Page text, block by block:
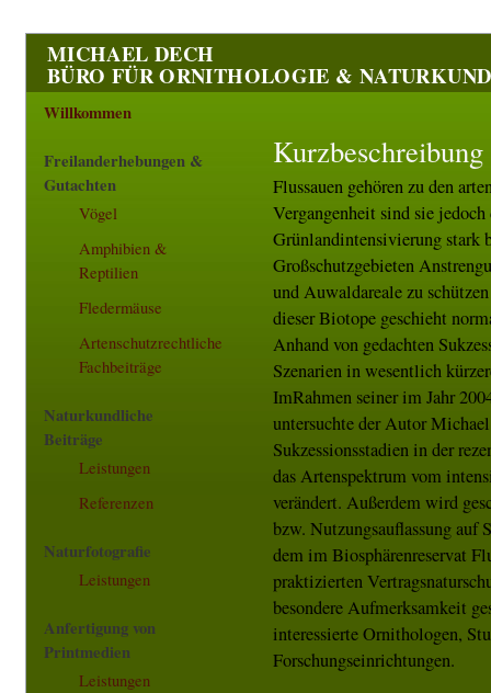
MICHAEL DECH
BÜRO FÜR ORNITHOLOGIE &
Willkommen
Freilanderhebungen &
Gutachten
Vögel
Amphibien &
Reptilien
Fledermäuse
Artenschutzrechtliche
Fachbeiträge
Naturkundliche
Beiträge
Leistungen
Referenzen
Naturfotografie
Leistungen
Anfertigung von
Printmedien
Leistungen
Flussauen gehören zu den
Vergangenheit sind sie
Grünlandintensivierung stark
Großschutzgebieten
und Auwaldareale zu
dieser Biotope geschieht
Anhand von gedachten
Szenarien in wesentlich
ImRahmen seiner im Jahr
untersuchte der Autor
Sukzessionsstadien in der
das Artenspektrum vom
verändert. Außerdem wird
bzw. Nutzungsauflassung
dem im Biosphärenreservat
praktizierten
besondere Aufmerksamkeit
interessierte Ornithologen,
Forschungseinrichtungen.